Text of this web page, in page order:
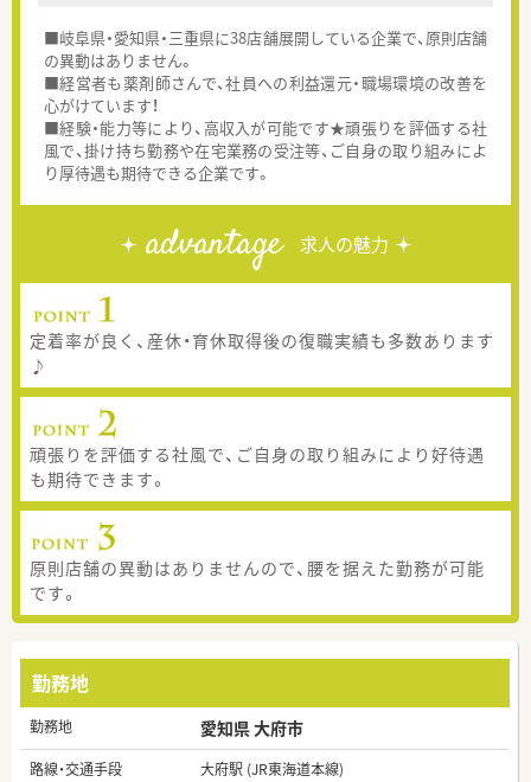
■岐阜県・愛知県・三重県に38店舗展開している企業で、原則店舗
の異動はありません。
■経営者も薬剤師さんで、社員への利益還元・職場環境の改善を
心がけています！
■経験・能力等により、高収入が可能です★頑張りを評価する社
風で、掛け持ち勤務や在宅業務の受注等、ご自身の取り組みによ
り厚待遇も期待できる企業です。
advantage 求人の魅力
定着率が良く、産休・育休取得後の復職実績も多数あります
♪
頑張りを評価する社風で、ご自身の取り組みにより好待遇
も期待できます。
原則店舗の異動はありませんので、腰を据えた勤務が可能
です。
勤務地
勤務地 愛知県 大府市
路線・交通手段
大府駅 (JR東海道本線)